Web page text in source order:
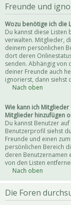
Freunde und
Wozu benötige ich die
Du kannst diese
verwalten. Mitglieder,
deinem persönlichen
dort deren
senden. Abhängig von
deiner Freunde auch
ignorierst, dann siehst
Nach oben
Wie kann ich
Mitglieder hinzufügen
Du kannst Benutzer
Benutzerprofil siehst
Freunde und einen
persönlichen Bereich
deren Benutzernamen
von den Listen
Nach oben
Die Foren